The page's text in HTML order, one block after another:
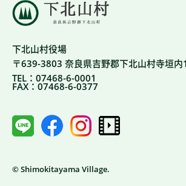
下北山村役場
〒639-3803 奈良県吉野郡下北山村寺垣
TEL：07468-6-0001
FAX：07468-6-0377
© Shimokitayama Village.